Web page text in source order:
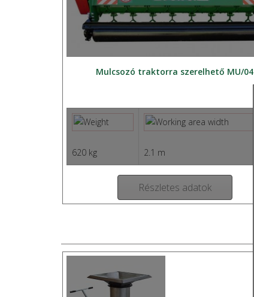
Mulcsozó traktorra szerelhető MU/04
620 kg 2.1 m
Részletes adatok